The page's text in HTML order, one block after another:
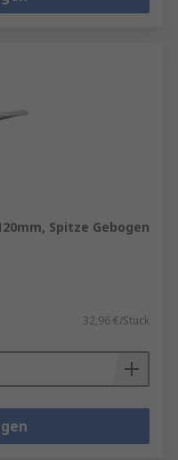
Spitze Gebogen
32,96 €/Stück